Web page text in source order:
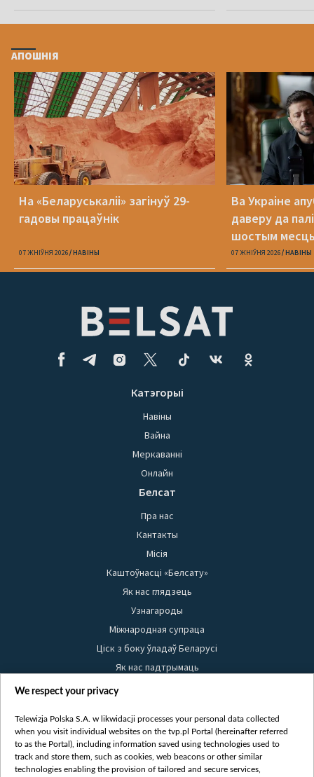
АПОШНІЯ
На «Беларуськаліі» загінуў 29-
гадовы працаўнік
07 ЖНІЎНЯ 2026 НАВІНЫ
Ва Украіне
даверу да
шостым
07 ЖНІЎНЯ 2026 НАВІНЫ
Катэгорыі
Навіны
Вайна
Меркаванні
Онлайн
Белсат
Пра нас
Кантакты
Місія
Каштоўнасці «Белсату»
Як нас глядзець
Узнагароды
Міжнародная супраца
Ціск з боку ўладаў Беларусі
Як нас падтрымаць
Правілы выкарыстання матэрыялаў
Бяспека
Youtube
Белсат news
We respect your privacy
Telewizja Polska S.A. w likwidacji processes your personal data collected
when you visit individual websites on the tvp.pl Portal (hereinafter referred
to as the Portal), including information saved using technologies used to
track and store them, such as cookies, web beacons or other similar
technologies enabling the provision of tailored and secure services,